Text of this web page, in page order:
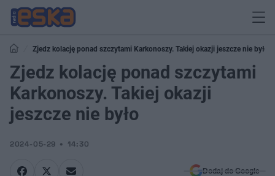
Zjedz kolację ponad szczytami Karkonoszy. Takiej okazji jeszcze nie było
Zjedz kolację ponad szczytami
Karkonoszy. Takiej okazji
jeszcze nie było
2024-05-29 14:30
Dodaj do Google